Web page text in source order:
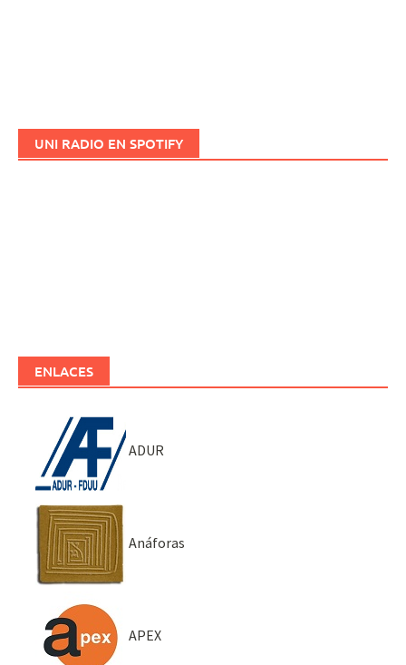
UNI RADIO EN SPOTIFY
ENLACES
ADUR
Anáforas
APEX